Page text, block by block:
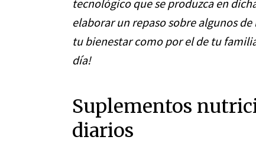
tecnológico que se produzca en
elaborar un repaso sobre algunos
tu bienestar como por el de tu
día!
Suplementos
diarios